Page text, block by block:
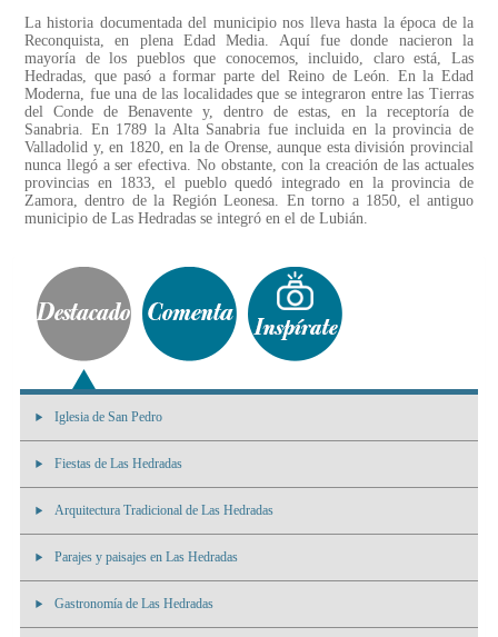
La historia documentada del municipio nos lleva hasta la época de la
Reconquista, en plena Edad Media. Aquí fue donde nacieron la
mayoría de los pueblos que conocemos, incluido, claro está, Las
Hedradas, que pasó a formar parte del Reino de León. En la Edad
Moderna, fue una de las localidades que se integraron entre las Tierras
del Conde de Benavente y, dentro de estas, en la receptoría de
Sanabria. En 1789 la Alta Sanabria fue incluida en la provincia de
Valladolid y, en 1820, en la de Orense, aunque esta división provincial
nunca llegó a ser efectiva. No obstante, con la creación de las actuales
provincias en 1833, el pueblo quedó integrado en la provincia de
Zamora, dentro de la Región Leonesa. En torno a 1850, el antiguo
municipio de Las Hedradas se integró en el de Lubián.
Iglesia de San Pedro
Fiestas de Las Hedradas
Arquitectura Tradicional de Las Hedradas
Parajes y paisajes en Las Hedradas
Gastronomía de Las Hedradas